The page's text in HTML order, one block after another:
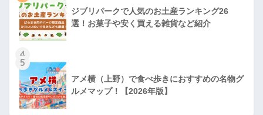
ジブリパークで人気のお土産ランキング26
選！お菓子や安く買える雑貨など紹介
4
5
アメ横（上野）で食べ歩きにおすすめの名物グ
ルメマップ！【2026年版】